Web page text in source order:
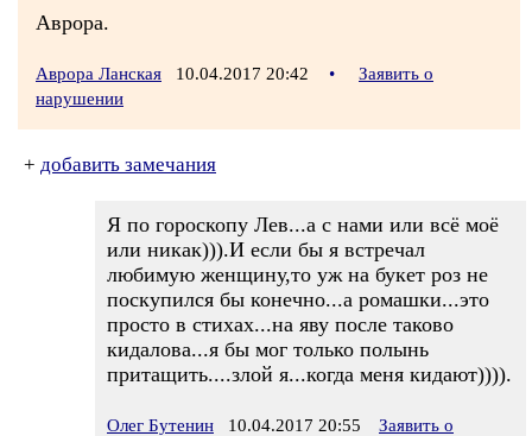
Аврора.
Аврора Ланская 10.04.2017 20:42 •
Заявить о
нарушении
+ добавить замечания
Я по гороскопу Лев...а с нами или всё моё
или никак))).И если бы я встречал
любимую женщину,то уж на букет роз не
поскупился бы конечно...а ромашки...это
просто в стихах...на яву после таково
кидалова...я бы мог только полынь
притащить....злой я...когда меня кидают)))).
Олег Бутенин 10.04.2017 20:55
Заявить о